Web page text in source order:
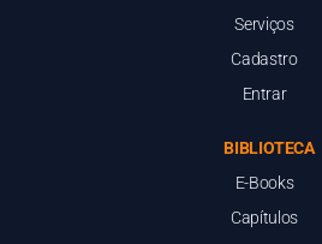
Serviços
Cadastro
Entrar
BIBLIOTECA
E-Books
Capítulos